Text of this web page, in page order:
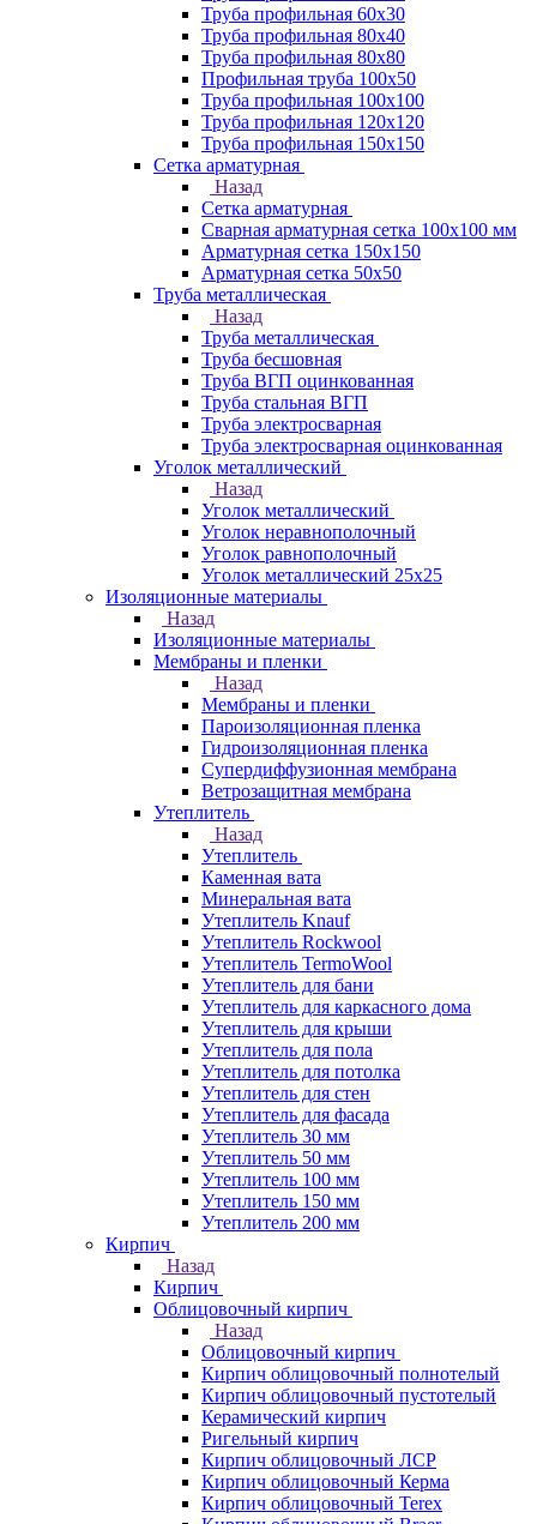
Труба профильная 60х30
Труба профильная 80х40
Труба профильная 80х80
Профильная труба 100х50
Труба профильная 100х100
Труба профильная 120х120
Труба профильная 150х150
Сетка арматурная
Назад
Сетка арматурная
Сварная арматурная сетка 100х100 мм
Арматурная сетка 150х150
Арматурная сетка 50х50
Труба металлическая
Назад
Труба металлическая
Труба бесшовная
Труба ВГП оцинкованная
Труба стальная ВГП
Труба электросварная
Труба электросварная оцинкованная
Уголок металлический
Назад
Уголок металлический
Уголок неравнополочный
Уголок равнополочный
Уголок металлический 25х25
Изоляционные материалы
Назад
Изоляционные материалы
Мембраны и пленки
Назад
Мембраны и пленки
Пароизоляционная пленка
Гидроизоляционная пленка
Супердиффузионная мембрана
Ветрозащитная мембрана
Утеплитель
Назад
Утеплитель
Каменная вата
Минеральная вата
Утеплитель Knauf
Утеплитель Rockwool
Утеплитель TermoWool
Утеплитель для бани
Утеплитель для каркасного дома
Утеплитель для крыши
Утеплитель для пола
Утеплитель для потолка
Утеплитель для стен
Утеплитель для фасада
Утеплитель 30 мм
Утеплитель 50 мм
Утеплитель 100 мм
Утеплитель 150 мм
Утеплитель 200 мм
Кирпич
Назад
Кирпич
Облицовочный кирпич
Назад
Облицовочный кирпич
Кирпич облицовочный полнотелый
Кирпич облицовочный пустотелый
Керамический кирпич
Ригельный кирпич
Кирпич облицовочный ЛСР
Кирпич облицовочный Керма
Кирпич облицовочный Terex